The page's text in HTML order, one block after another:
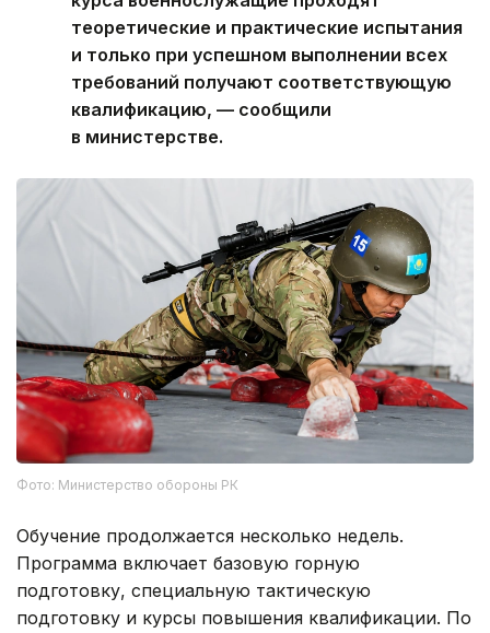
теоретические и практические испытания
и только при успешном выполнении всех
требований получают соответствующую
квалификацию, — сообщили
в министерстве.
Фото: Министерство обороны РК
Обучение продолжается несколько недель.
Программа включает базовую горную
подготовку, специальную тактическую
подготовку и курсы повышения квалификации. По